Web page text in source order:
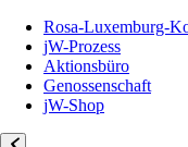
Rosa-Luxemburg-
jW-Prozess
Aktionsbüro
Genossenschaft
jW-Shop